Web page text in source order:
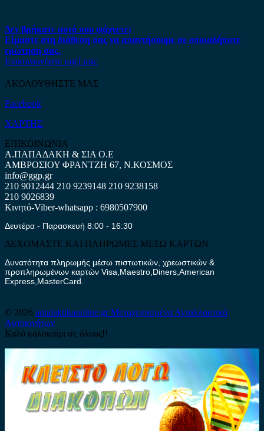
Δεν βρήκατε αυτό που ψάχνετε;
Είμαστε στη διάθεση σας να απαντήσουμε σε οποιαδήποτε
ερώτηση σας.
Επικοινωνήστε μαζί μας
ΑΚΟΛΟΥΘΗΣΤΕ ΜΑΣ
Facebook
ΧΑΡΤΗΣ
ΕΠΙΚΟΙΝΩΝΙΑ
Α.ΠΑΠΑΔΑΚΗ & ΣΙΑ Ο.Ε
ΑΜΒΡΟΣΙΟΥ ΦΡΑΝΤΖΗ 67, Ν.ΚΟΣΜΟΣ
info@ggp.gr
210 9012444 210 9239148 210 9238158
210 9026839
Κινητό-Viber-whatsapp : 6980507900
Δευτέρα - Παρασκευή 8:00 - 16:30
ΔΕΧΟΜΑΣΤΕ ΚΑΙ ΠΛΗΡΩΜΕΣ ΜΕΣΩ ΚΑΡΤΩΝ
Δυνατότητα πληρωμής μέσω πιστωτικών, χρεωστικών &
προπληρωμένων καρτών Visa,Maestro,Diners,American
Express,MasterCard.
© 2026 antalaktikaonline.grΜεταχειρισμένα Ανταλλακτικά
Αυτοκινήτων
Καλό καλοκαίρι σε όλους!!